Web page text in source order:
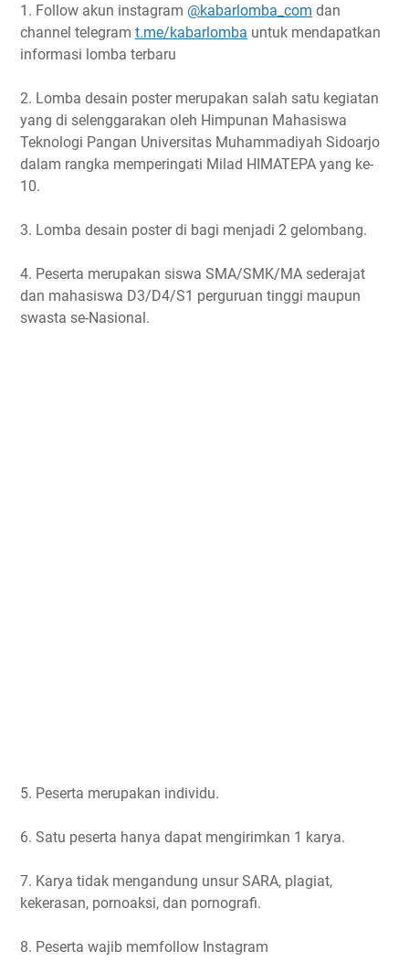
1. Follow akun instagram @kabarlomba_com dan
channel telegram t.me/kabarlomba untuk mendapatkan
informasi lomba terbaru
2. Lomba desain poster merupakan salah satu kegiatan
yang di selenggarakan oleh Himpunan Mahasiswa
Teknologi Pangan Universitas Muhammadiyah Sidoarjo
dalam rangka memperingati Milad HIMATEPA yang ke-
10.
3. Lomba desain poster di bagi menjadi 2 gelombang.
4. Peserta merupakan siswa SMA/SMK/MA sederajat
dan mahasiswa D3/D4/S1 perguruan tinggi maupun
swasta se-Nasional.
5. Peserta merupakan individu.
6. Satu peserta hanya dapat mengirimkan 1 karya.
7. Karya tidak mengandung unsur SARA, plagiat,
kekerasan, pornoaksi, dan pornografi.
8. Peserta wajib memfollow Instagram